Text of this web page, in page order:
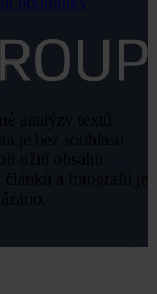
a fotografií je